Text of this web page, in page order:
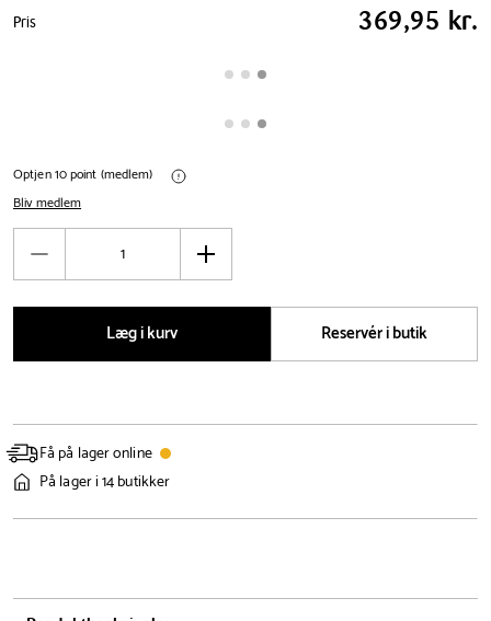
Pris
tabel
Pris 369,95 kr.
Optjen 10 point (medlem)
Bliv medlem
Antal
Øg
Læg i kurv
Reservér i butik
Få på lager online
På lager i 14 butikker